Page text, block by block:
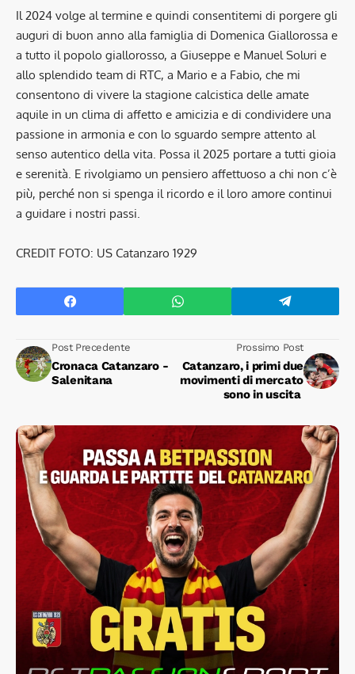
Il 2024 volge al termine e quindi consentitemi di porgere gli
auguri di buon anno alla famiglia di Domenica Giallorossa e
a tutto il popolo giallorosso, a Giuseppe e Manuel Soluri e
allo splendido team di RTC, a Mario e a Fabio, che mi
consentono di vivere la stagione calcistica delle amate
aquile in un clima di affetto e amicizia e di condividere una
passione in armonia e con lo sguardo sempre attento al
senso autentico della vita. Possa il 2025 portare a tutti gioia
e serenità. E rivolgiamo un pensiero affettuoso a chi non c’è
più, perché non si spenga il ricordo e il loro amore continui
a guidare i nostri passi.
CREDIT FOTO: US Catanzaro 1929
Post Precedente
Cronaca Catanzaro -
Salenitana
Prossimo Post
Catanzaro, i primi due
movimenti di mercato
sono in uscita